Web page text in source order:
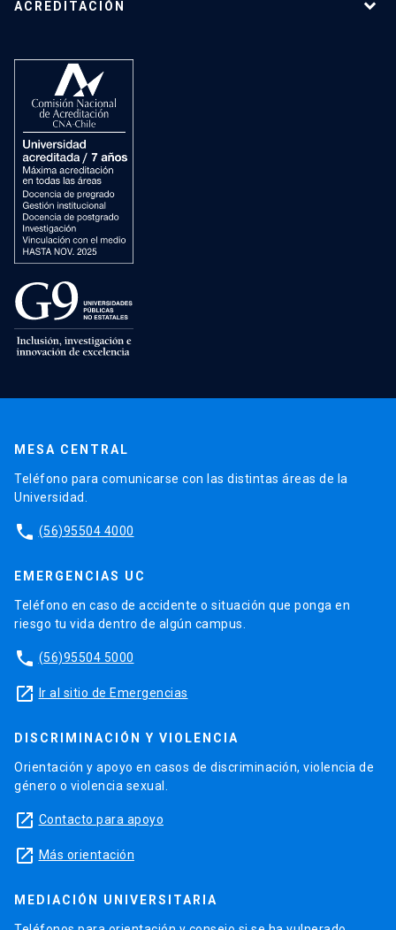
ACREDITACIÓN
MESA CENTRAL
Teléfono para comunicarse con las distintas áreas de la
Universidad.
phone (56)95504 4000
EMERGENCIAS UC
Teléfono en caso de accidente o situación que ponga en
riesgo tu vida dentro de algún campus.
phone (56)95504 5000
launch Ir al sitio de Emergencias
DISCRIMINACIÓN Y VIOLENCIA
Orientación y apoyo en casos de discriminación, violencia de
género o violencia sexual.
launch Contacto para apoyo
launch Más orientación
MEDIACIÓN UNIVERSITARIA